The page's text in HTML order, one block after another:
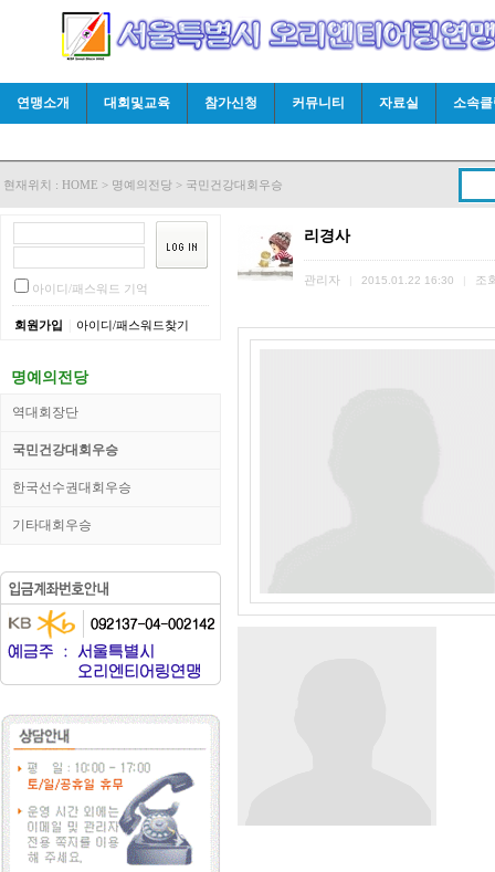
연맹소개 대회및교육 참가신청 커뮤니티 자료실 소속
현재위치 : HOME > 명예의전당 > 국민건강대회우승
아이디/패스워드 기억
회원가입 아이디/패스워드찾기
명예의전당
역대회장단
국민건강대회우승
한국선수권대회우승
기타대회우승
리경사
관리자 2015.01.22 16:30 조